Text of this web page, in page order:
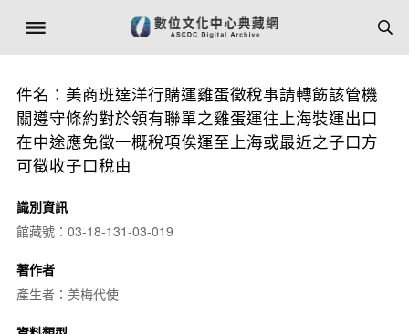
件名：美商班達洋行購運雞蛋徵稅事請轉飭該管機
關遵守條約對於領有聯單之雞蛋運往上海裝運出口
在中途應免徵一概稅項俟運至上海或最近之子口方
可徵收子口稅由
識別資訊
館藏號：03-18-131-03-019
著作者
產生者：美梅代使